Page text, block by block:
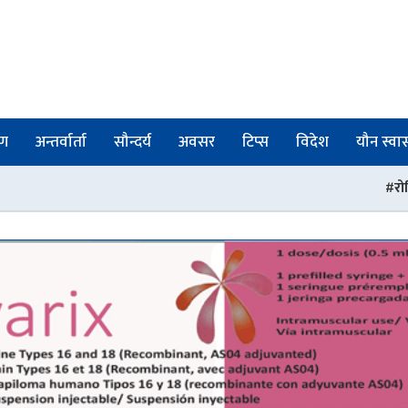
अन्तर्वार्ता सौन्दर्य अवसर टिप्स विदेश यौन
रोकिएन चिकित्सक तथा